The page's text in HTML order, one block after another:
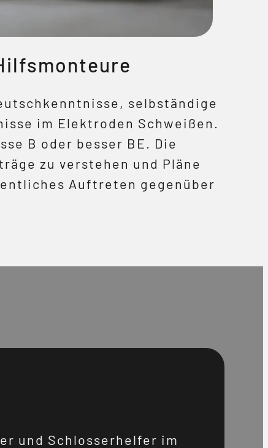
selbständige
im Elektroden Schweißen.
B oder besser BE. Die
zu verstehen und Pläne
Auftreten gegenüber
und Schlosserhelfer im